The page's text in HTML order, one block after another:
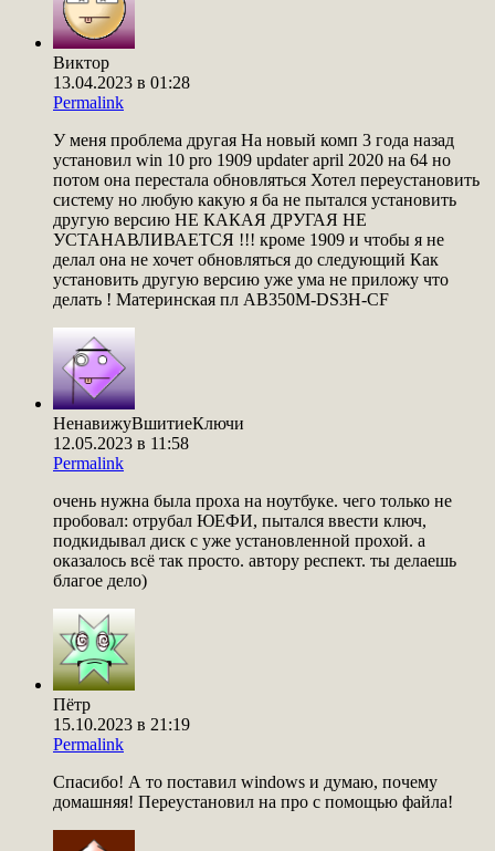
Виктор
13.04.2023 в 01:28
Permalink
У меня проблема другая На новый комп 3 года назад
установил win 10 pro 1909 updater april 2020 на 64 но
потом она перестала обновляться Хотел переустановить
систему но любую какую я ба не пытался установить
другую версию НЕ КАКАЯ ДРУГАЯ НЕ
УСТАНАВЛИВАЕТСЯ !!! кроме 1909 и чтобы я не
делал она не хочет обновляться до следующий Как
установить другую версию уже ума не приложу что
делать ! Материнская пл AB350M-DS3H-CF
НенавижуВшитиеКлючи
12.05.2023 в 11:58
Permalink
очень нужна была проха на ноутбуке. чего только не
пробовал: отрубал ЮЕФИ, пытался ввести ключ,
подкидывал диск с уже установленной прохой. а
оказалось всё так просто. автору респект. ты делаешь
благое дело)
Пётр
15.10.2023 в 21:19
Permalink
Спасибо! А то поставил windows и думаю, почему
домашняя! Переустановил на про с помощью файла!